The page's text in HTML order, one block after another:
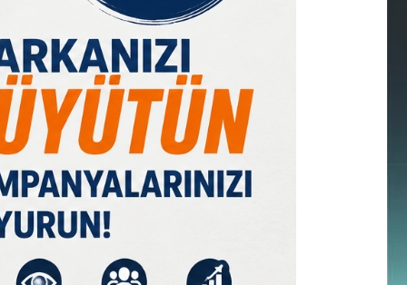
100
%0,09
DOLAR
47,58
% 0,05
EURO
55,09
% 0,19
GRAM ALTIN
6559,57
% 0,99